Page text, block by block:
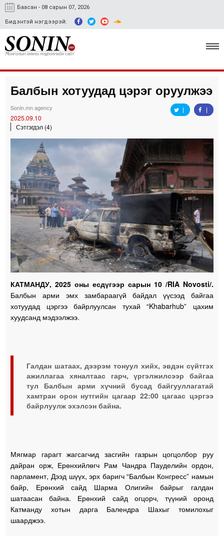
Баасан - 08 сарын 07, 2026
Бидэнтэй нэгдээрэй:
Улс төр, эдийн засаг
Easy news
Балбын хотуудад цэрэг оруулжээ
Sonin.mn agency
2025.09.10
Сэтгэгдэл (4)
КАТМАНДУ, 2025 оны есдүгээр сарын 10 /RIA Novosti/.
Балбын арми эмх замбараагүй байдал үүсээд байгаа
хотуудад цэргээ байрлуулсан тухай “Khabarhub” цахим
хуудсанд мэдээлжээ.
Галдан шатаах, дээрэм тонуул хийх, эвдэн сүйтгэх
ажиллагаа хяналтаас гарч, үргэлжилсээр байгаа
тул Балбын арми хүчний бусад байгууллагатай
хамтран орон нутгийн цагаар 22:00 цагаас цэргээ
байрлуулж эхэлсэн байна.
Мягмар гарагт жагсагчид засгийн газрын цогцолбор руу
дайран орж, Ерөнхийлөгч Рам Чандра Пауделийн ордон,
парламент, Дээд шүүх, эрх баригч “Балбын Конгресс” намын
байр, Ерөнхий сайд Шарма Олигийн байрыг галдан
шатаасан байна. Ерөнхий сайд огцорч, түүний оронд
Катманду хотын дарга Балендра Шахыг томилохыг
шаарджээ.